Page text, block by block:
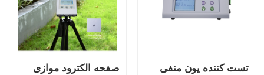
تست کننده یون منفی
صفحه الکترود موازی